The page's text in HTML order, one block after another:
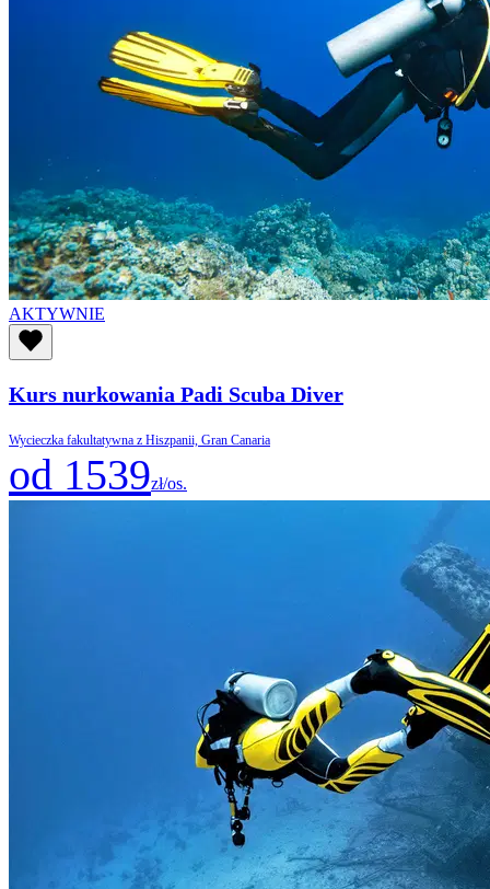
AKTYWNIE
Kurs nurkowania Padi Scuba Diver
Wycieczka fakultatywna z Hiszpanii, Gran Canaria
od 1539zł/os.